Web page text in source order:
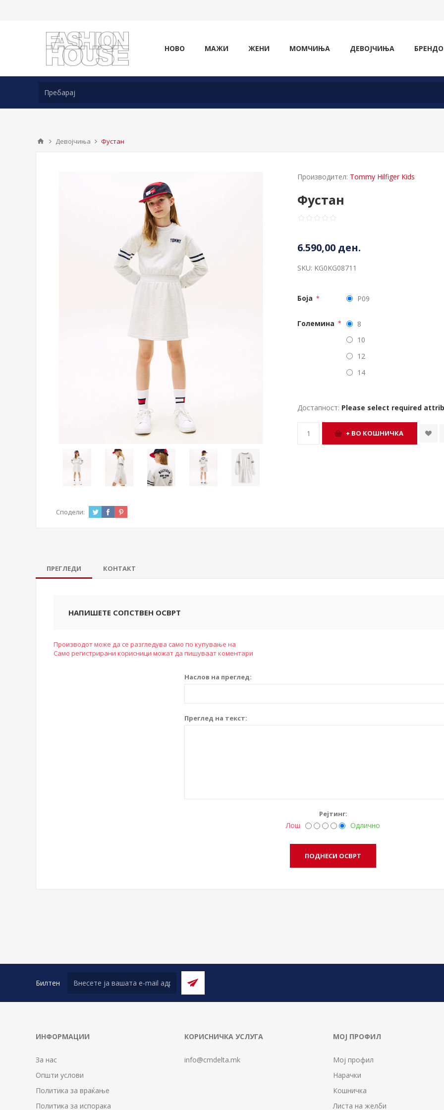
НОВО МАЖИ ЖЕНИ МОМЧИЊА ДЕВОЈЧИЊА
Девојчиња Фустан
Производител: Tommy Hilfiger Kids
Фустан
6.590,00 ден.
SKU: KG0KG08711
Боја * P09
Големина *
8
10
12
14
Достапност: Please select required
Сподели:
ПРЕГЛЕДИ КОНТАКТ
НАПИШЕТЕ СОПСТВЕН ОСВРТ
Производот може да се разгледува само по купување на
Само регистрирани корисници можат да пишуваат коментари
Наслов на преглед:
Преглед на текст:
Рејтинг:
Лош Одлично
Билтен
ИНФОРМАЦИИ
За нас
Општи услови
Политика за враќање
Политика за испорака
КОРИСНИЧКА УСЛУГА
info@cmdelta.mk
МОЈ ПРОФИЛ
Мој профил
Нарачки
Кошничка
Листа на желби